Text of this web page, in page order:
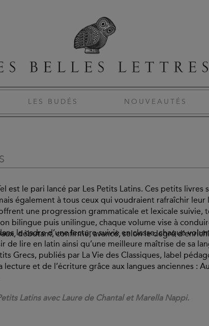
LES BUDÉS NOUVEAUTÉS
est le pari lancé par Les Petits Latins. Ces petits livres
également à tous ceux qui voudraient rafraîchir leur
une progression grammaticale et lexicale suivie,
bilingue puis unilingue, chaque volume vise à
débutant, confirmé, avancé, selon le degré
le cadre d’une lecture suivie en classe, chaque
lire en latin ainsi qu’une meilleure maîtrise de sa
Grecs, publiés par La Vie des Classiques, label
et de l’écriture grâce aux langues anciennes :
Latins avec Laure de Chantal et Marella Nappi.